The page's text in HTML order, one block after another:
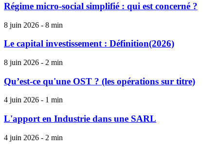
Régime micro-social simplifié : qui est concerné ?
8 juin 2026 - 8 min
Le capital investissement : Définition(2026)
8 juin 2026 - 2 min
Qu’est-ce qu'une OST ? (les opérations sur titre)
4 juin 2026 - 1 min
L'apport en Industrie dans une SARL
4 juin 2026 - 2 min